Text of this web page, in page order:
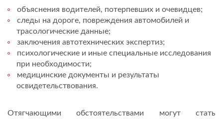
объяснения водителей, потерпевших и очевидцев;
следы на дороге, повреждения автомобилей и
трасологические данные;
заключения автотехнических экспертиз;
психологические и иные специальные исследования
при необходимости;
медицинские документы и результаты
освидетельствования.
Отягчающими обстоятельствами могут стать